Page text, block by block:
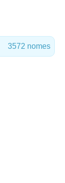
3572 nomes